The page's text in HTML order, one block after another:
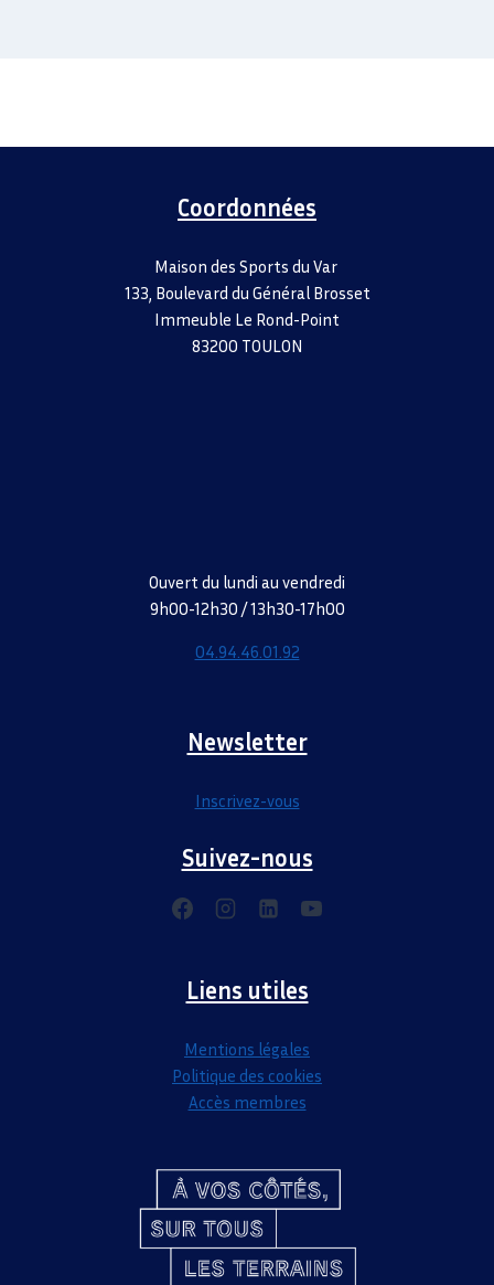
Coordonnées
Maison des Sports du Var
133, Boulevard du Général Brosset
Immeuble Le Rond-Point
83200 TOULON
Ouvert du lundi au vendredi
9h00-12h30 / 13h30-17h00
04.94.46.01.92
Newsletter
Inscrivez-vous
Suivez-nous
Liens utiles
Mentions légales
Politique des cookies
Accès membres